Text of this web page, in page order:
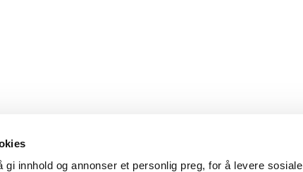
innhold og annonser et personlig preg, for å levere sosiale